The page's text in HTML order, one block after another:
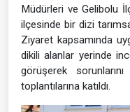
Müdürleri ve Gelibolu
ilçesinde bir dizi
Ziyaret kapsamında
dikili alanlar yerinde
görüşerek
toplantılarına katıldı.